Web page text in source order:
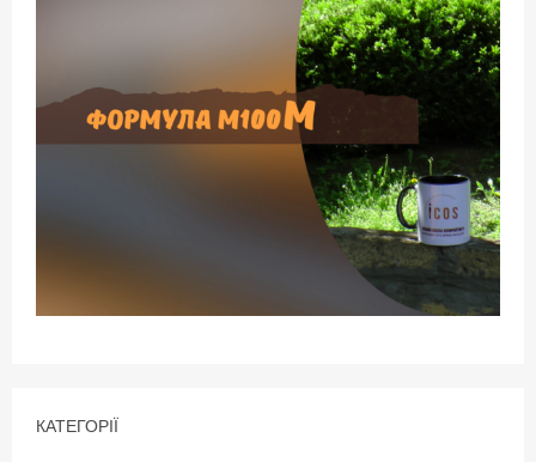
КАТЕГОРІЇ